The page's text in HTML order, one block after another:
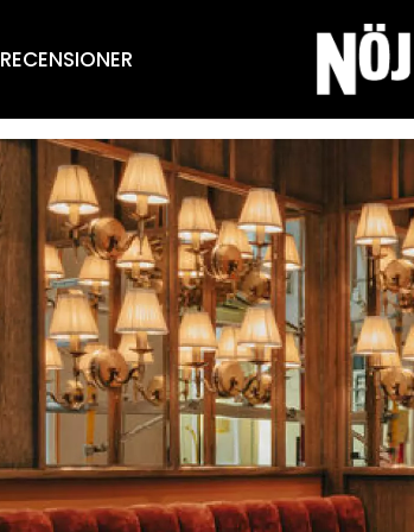
RECENSIONER